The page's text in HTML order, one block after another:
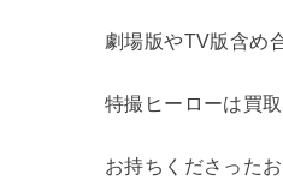
劇場版やTV版含め
特撮ヒーローは買
お持ちくださった